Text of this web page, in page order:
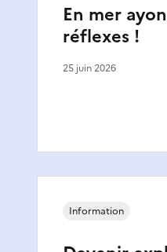
En mer
réflexes !
25 juin 2026
Information